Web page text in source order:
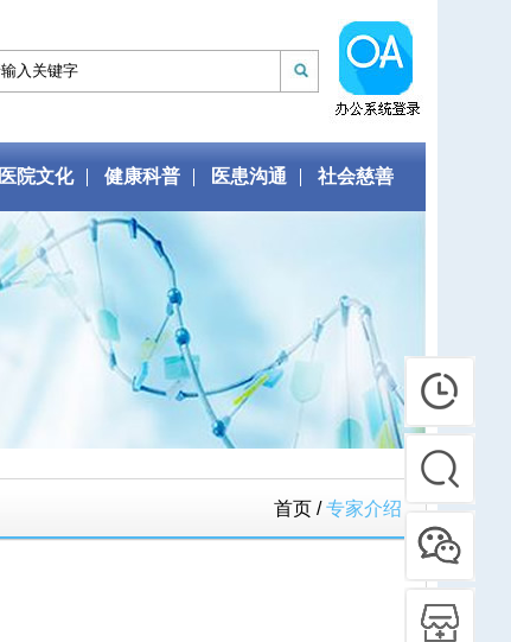
医院文化 健康科普 医患沟通 社会慈善
首页 /专家介绍